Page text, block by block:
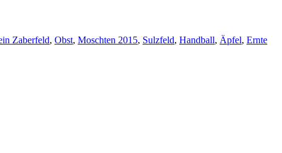
Zaberfeld, Obst, Moschten 2015, Sulzfeld, Handball, Äpfel, Ernte